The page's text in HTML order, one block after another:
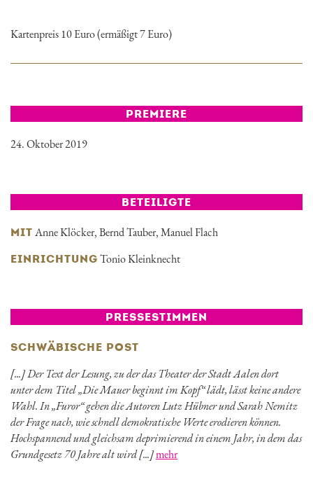
Kartenpreis 10 Euro (ermäßigt 7 Euro)
PREMIERE
24. Oktober 2019
BETEILIGTE
MIT Anne Klöcker,Bernd Tauber,Manuel Flach
EINRICHTUNG Tonio Kleinknecht
PRESSESTIMMEN
SCHWÄBISCHE POST
[...] Der Text der Lesung, zu der das Theater der Stadt Aalen dort
unter dem Titel „Die Mauer beginnt im Kopf“ lädt, lässt keine andere
Wahl. In „Furor“ gehen die Autoren Lutz Hübner und Sarah Nemitz
der Frage nach, wie schnell demokratische Werte erodieren können.
Hochspannend und gleichsam deprimierend in einem Jahr, in dem das
Grundgesetz 70 Jahre alt wird [...]mehr